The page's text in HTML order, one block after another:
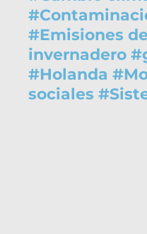
#
#Emisiones
invernadero #
#Holanda #
sociales #